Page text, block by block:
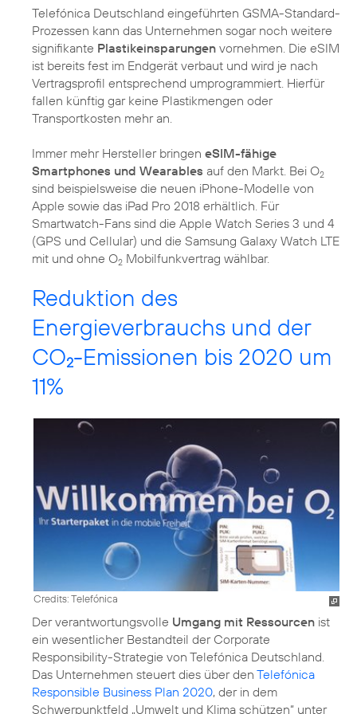
Telefónica Deutschland eingeführten GSMA-Standard-
Prozessen kann das Unternehmen sogar noch weitere
signifikante Plastikeinsparungen vornehmen. Die eSIM
ist bereits fest im Endgerät verbaut und wird je nach
Vertragsprofil entsprechend umprogrammiert. Hierfür
fallen künftig gar keine Plastikmengen oder
Transportkosten mehr an.
Immer mehr Hersteller bringen eSIM-fähige
Smartphones und Wearables auf den Markt. Bei O2
sind beispielsweise die neuen iPhone-Modelle von
Apple sowie das iPad Pro 2018 erhältlich. Für
Smartwatch-Fans sind die Apple Watch Series 3 und 4
(GPS und Cellular) und die Samsung Galaxy Watch LTE
mit und ohne O2 Mobilfunkvertrag wählbar.
Reduktion des
Energieverbrauchs und der
CO2-Emissionen bis 2020 um
11%
Credits: Telefónica
Der verantwortungsvolle Umgang mit Ressourcen ist
ein wesentlicher Bestandteil der Corporate
Responsibility-Strategie von Telefónica Deutschland.
Das Unternehmen steuert dies über den Telefónica
Responsible Business Plan 2020, der in dem
Schwerpunktfeld „Umwelt und Klima schützen“ unter